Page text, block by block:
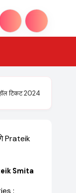
टिकट 2024
Smita